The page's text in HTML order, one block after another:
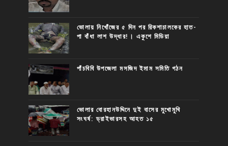
ভোলায় নিখোঁজের ৫ দিন পর রিকশাচালকের হাত-
পা বাঁধা লাশ উদ্ধার!। একুশে মিডিয়া
পাঁচবিবি উপজেলা মসজিদ ইমাম সমিতি গঠন
ভোলার বোরহানউদ্দিনে দুই বাসের মুখোমুখি
সংঘর্ষ: ড্রাইভারসহ আহত ১৫